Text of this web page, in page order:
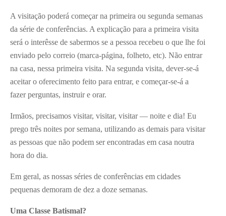
A visitação poderá começar na primeira ou segunda semanas
da série de conferências. A explicação para a primeira visita
será o interêsse de sabermos se a pessoa recebeu o que lhe foi
enviado pelo correio (marca-página, folheto, etc). Não entrar
na casa, nessa primeira visita. Na segunda visita, dever-se-á
aceitar o oferecimento feito para entrar, e começar-se-á a
fazer perguntas, instruir e orar.
Irmãos, precisamos visitar, visitar, visitar — noite e dia! Eu
prego três noites por semana, utilizando as demais para visitar
as pessoas que não podem ser encontradas em casa noutra
hora do dia.
Em geral, as nossas séries de conferências em cidades
pequenas demoram de dez a doze semanas.
Uma Classe Batismal?